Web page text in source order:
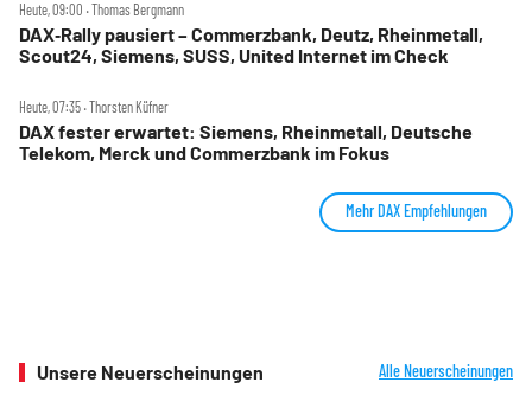
Heute, 09:00 ‧ Thomas Bergmann
DAX‑Rally pausiert – Commerzbank, Deutz, Rheinmetall,
Scout24, Siemens, SUSS, United Internet im Check
Heute, 07:35 ‧ Thorsten Küfner
DAX fester erwartet: Siemens, Rheinmetall, Deutsche
Telekom, Merck und Commerzbank im Fokus
Mehr DAX Empfehlungen
Unsere Neuerscheinungen Alle Neuerscheinungen